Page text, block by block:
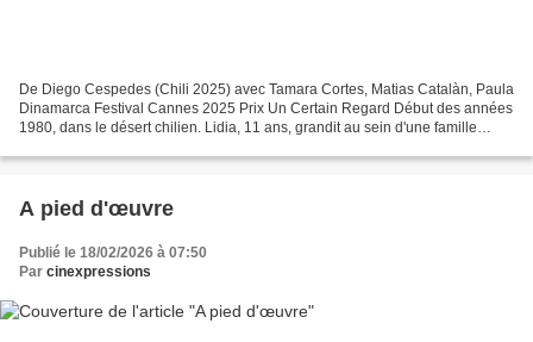
De Diego Cespedes (Chili 2025) avec Tamara Cortes, Matias Catalàn, Paula
Dinamarca Festival Cannes 2025 Prix Un Certain Regard Début des années
1980, dans le désert chilien. Lidia, 11 ans, grandit au sein d'une famille
A pied d'œuvre
Publié le 18/02/2026 à 07:50
Par cinexpressions